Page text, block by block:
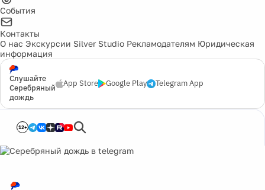
События
Контакты
О нас Экскурсии Silver Studio Рекламодателям Юридическая
информация
Слушайте
Серебряный
дождь
App Store Google Play Telegram App
12+